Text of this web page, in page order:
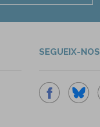
SEGUEIX-NOS